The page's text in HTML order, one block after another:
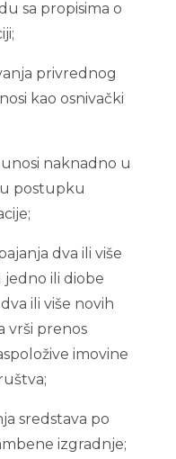
sa propisima o
privrednog
kao osnivački
naknadno u
postupku
dva ili više
ili diobe
ili više novih
vrši prenos
imovine
sredstava po
izgradnje;